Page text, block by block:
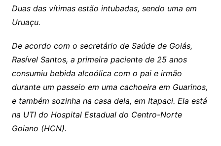
Duas das vítimas estão intubadas, sendo uma em
Uruaçu.
De acordo com o secretário de Saúde de Goiás,
Rasível Santos, a primeira paciente de 25 anos
consumiu bebida alcoólica com o pai e irmão
durante um passeio em uma cachoeira em Guarinos,
e também sozinha na casa dela, em Itapaci. Ela está
na UTI do Hospital Estadual do Centro-Norte
Goiano (HCN).